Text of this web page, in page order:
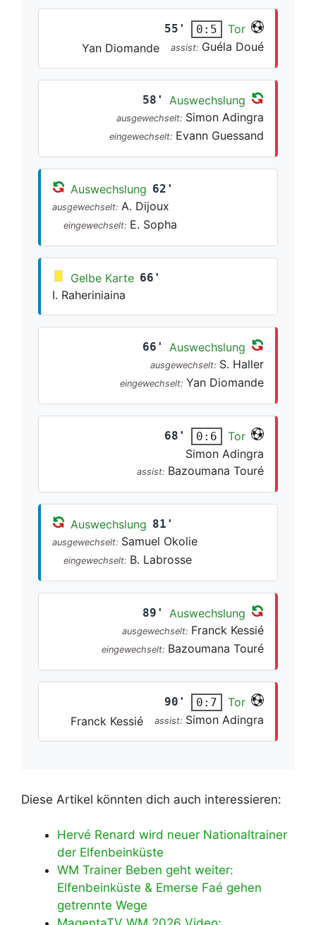
55' 0:5
Tor
Yan Diomande
assist: Guéla Doué
58' Auswechslung
ausgewechselt: Simon Adingra
eingewechselt: Evann Guessand
Auswechslung 62'
ausgewechselt: A. Dijoux
eingewechselt: E. Sopha
Gelbe Karte 66'
I. Raheriniaina
66' Auswechslung
ausgewechselt: S. Haller
eingewechselt: Yan Diomande
68' 0:6
Tor
Simon Adingra
assist: Bazoumana Touré
Auswechslung 81'
ausgewechselt: Samuel Okolie
eingewechselt: B. Labrosse
89' Auswechslung
ausgewechselt: Franck Kessié
eingewechselt: Bazoumana Touré
90' 0:7
Tor
Franck Kessié
assist: Simon Adingra
Diese Artikel könnten dich auch interessieren:
Hervé Renard wird neuer Nationaltrainer
der Elfenbeinküste
WM Trainer Beben geht weiter:
Elfenbeinküste & Emerse Faé gehen
getrennte Wege